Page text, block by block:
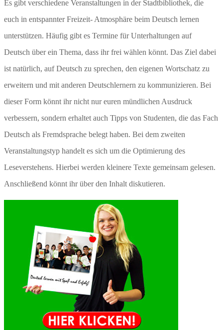
Es gibt verschiedene Veranstaltungen in der Stadtbibliothek, die
euch in entspannter Freizeit- Atmosphäre beim Deutsch lernen
unterstützen. Häufig gibt es Termine für Unterhaltungen auf
Deutsch über ein Thema, dass ihr frei wählen könnt. Das Ziel dabei
ist natürlich, auf Deutsch zu sprechen, den eigenen Wortschatz zu
erweitern und mit anderen Deutschlernern zu kommunizieren. Bei
dieser Form könnt ihr nicht nur euren mündlichen Ausdruck
verbessern, sondern erhaltet auch Tipps von Studenten, die das Fach
Deutsch als Fremdsprache belegt haben. Bei dem zweiten
Veranstaltungstyp handelt es sich um die Optimierung des
Leseverstehens. Hierbei werden kleinere Texte gemeinsam gelesen.
Anschließend könnt ihr über den Inhalt diskutieren.